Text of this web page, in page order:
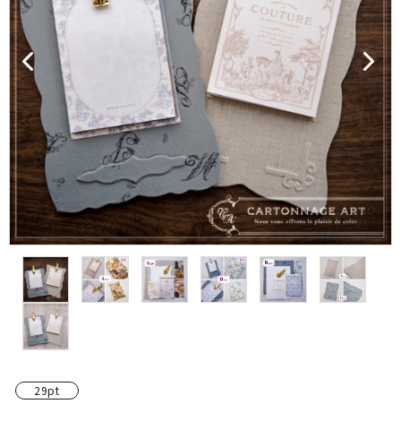
生地類
カルトナージュLeather用
金具・パーツ類
フルキット
Jolipapier
デコレーション材料
道具類
基本材料
29pt